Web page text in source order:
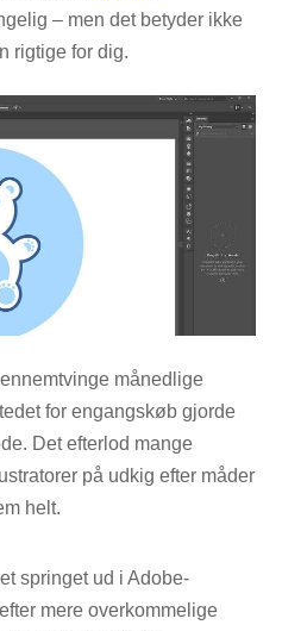
– men det betyder ikke
rigtige for dig.
månedlige
for engangskøb gjorde
Det efterlod mange
på udkig efter måder
helt.
springet ud i Adobe-
mere overkommelige